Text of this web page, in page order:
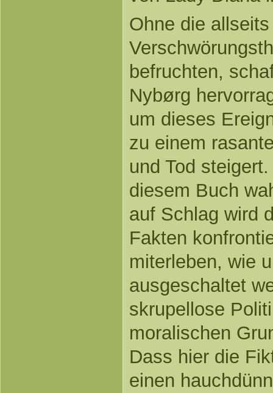
Ohne die
befruchten,
Nybørg
um dieses
zu einem
und Tod
diesem Buch
auf Schlag wird
Fakten
miterleben, wie
ausgeschaltet
skrupellose
moralischen
Dass hier die
einen